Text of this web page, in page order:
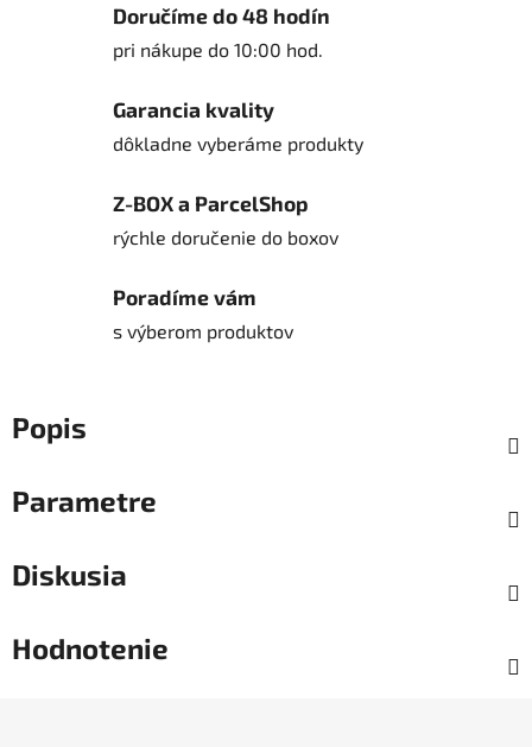
Doručíme do 48 hodín
pri nákupe do 10:00 hod.
Garancia kvality
dôkladne vyberáme produkty
Z-BOX a ParcelShop
rýchle doručenie do boxov
Poradíme vám
s výberom produktov
Popis
Parametre
Diskusia
Hodnotenie